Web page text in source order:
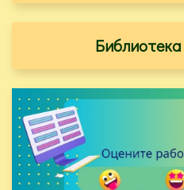
Библиотека